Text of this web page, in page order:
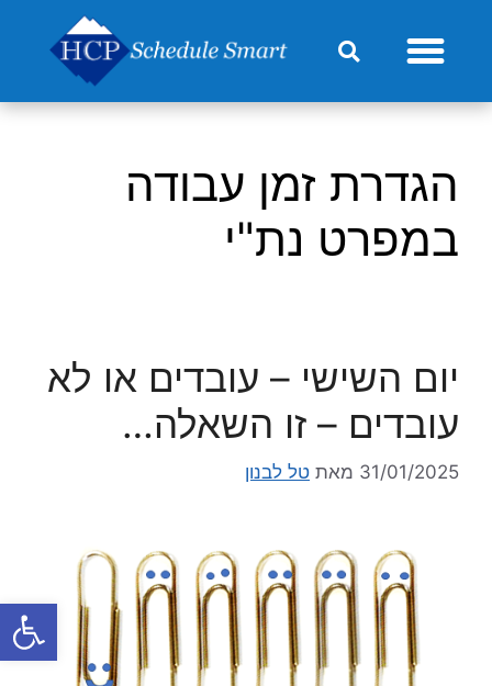
פתח
הגדרת זמן עבודה
במפרט נת"י
יום השישי – עובדים או לא
עובדים – זו השאלה…
31/01/2025 מאת טל לבנון